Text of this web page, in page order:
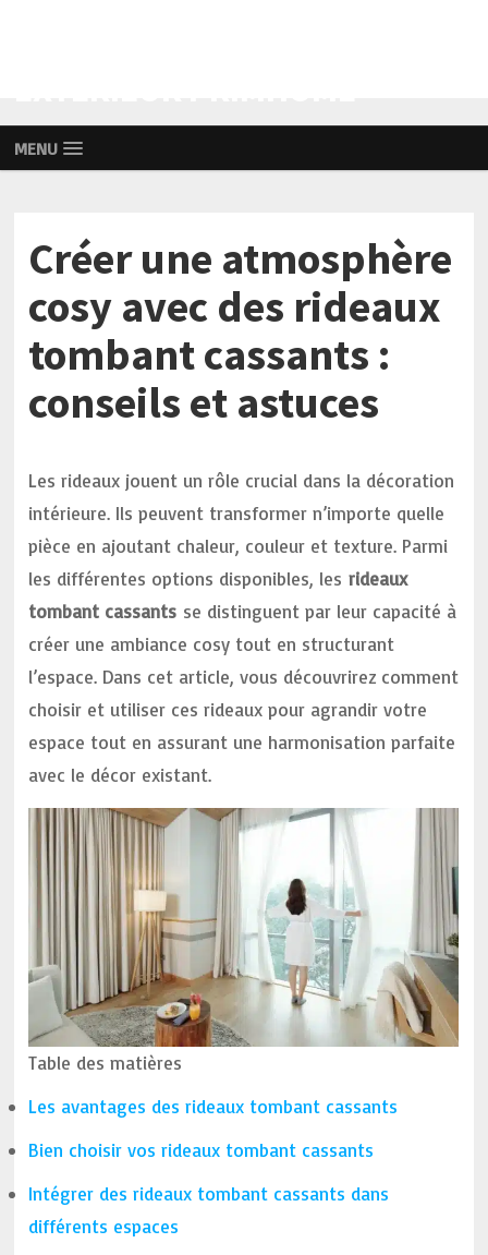
MENU
Créer une atmosphère
cosy avec des rideaux
tombant cassants :
conseils et astuces
Les rideaux jouent un rôle crucial dans la décoration
intérieure. Ils peuvent transformer n’importe quelle
pièce en ajoutant chaleur, couleur et texture. Parmi
les différentes options disponibles, lesrideaux
tombant cassants se distinguent par leur capacité à
créer une ambiance cosy tout en structurant
l’espace. Dans cet article, vous découvrirez comment
choisir et utiliser ces rideaux pour agrandir votre
espace tout en assurant une harmonisation parfaite
avec le décor existant.
Table des matières
Les avantages des rideaux tombant cassants
Bien choisir vos rideaux tombant cassants
Intégrer des rideaux tombant cassants dans
différents espaces